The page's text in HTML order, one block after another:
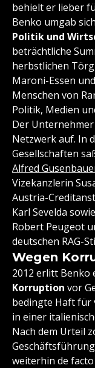
behielt er lieber
Benko umgab
Politik und
beträchtliche
herbstlichen
Maroni-Essen
Menschen von
Politik, Medien
Der
Netzwerk auf. In
Gesellschaften
Alfred
Vizekanzlerin
Austria-
Karl Sevelda
Robert Peugeot
deutschen RAG-
Wegen
2012 erlitt Benko
Korruption vor
bedingte Haft für
in einer
Nach dem Urteil
weiterhin de facto